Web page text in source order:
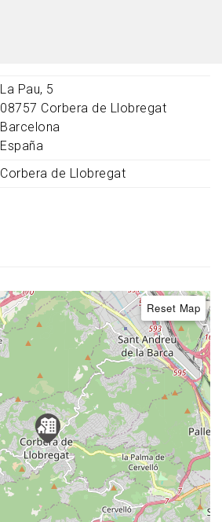
La Pau, 5
08757 Corbera de Llobregat
Barcelona
España
Corbera de Llobregat
Reset Map